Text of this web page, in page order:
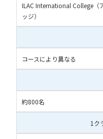
ILAC International College（
ッジ）
コースにより異なる
約800名
1ク